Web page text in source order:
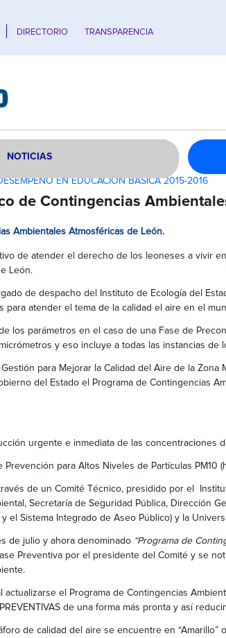
DIRECTORIO TRANSPARENCIA
NOTICIAS
EN EDUCACIÓN BÁSICA 2015-2016
de Contingencias
Ambientales Atmosféricas de León.
de atender el derecho de los leoneses a vivir
León.
de despacho del Instituto de Ecología del
atender el tema de la calidad el aire en el
los parámetros en el caso de una Fase de
y eso incluye a todas las instancias de
para Mejorar la Calidad del Aire de la
del Estado el Programa de Contingencias
urgente e inmediata de las
para Altos Niveles de Partículas PM10
de un Comité Técnico, presidido por el
Secretaría de Seguridad Pública, Dirección
el Sistema Integrado de Aseo Público) y la
de julio y ahora denominado “Programa de
Preventiva por el presidente del Comité y se
actualizarse el Programa de Contingencias
de una forma más pronta y así
de calidad del aire se encuentre en